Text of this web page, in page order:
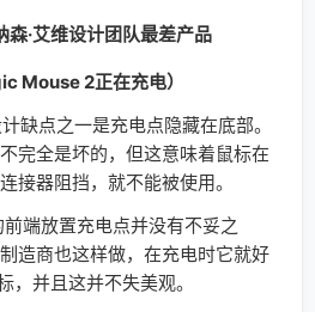
Mouse 2正在充电）
点之一是充电点隐藏在底部。
完全是坏的，但这意味着鼠标在
接器阻挡，就不能被使用。
放置充电点并没有不妥之
造商也这样做，在充电时它就好
，并且这并不失美观。